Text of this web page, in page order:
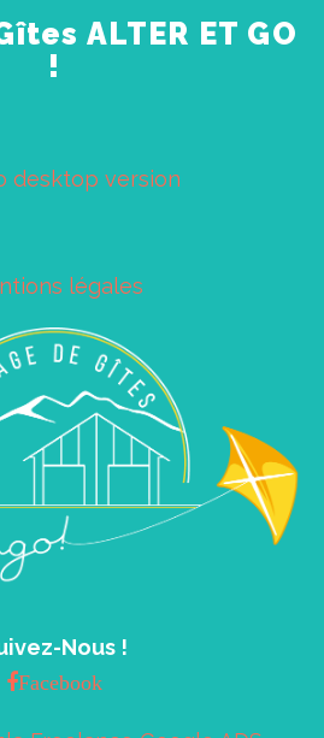
ALTER ET GO
!
desktop version
légales
Nous !
Facebook